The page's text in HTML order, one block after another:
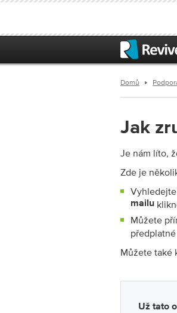
Domů
Jak
Je nám líto,
Zde je
mailu
Můžete
předplatné
Můžete také
Už tato